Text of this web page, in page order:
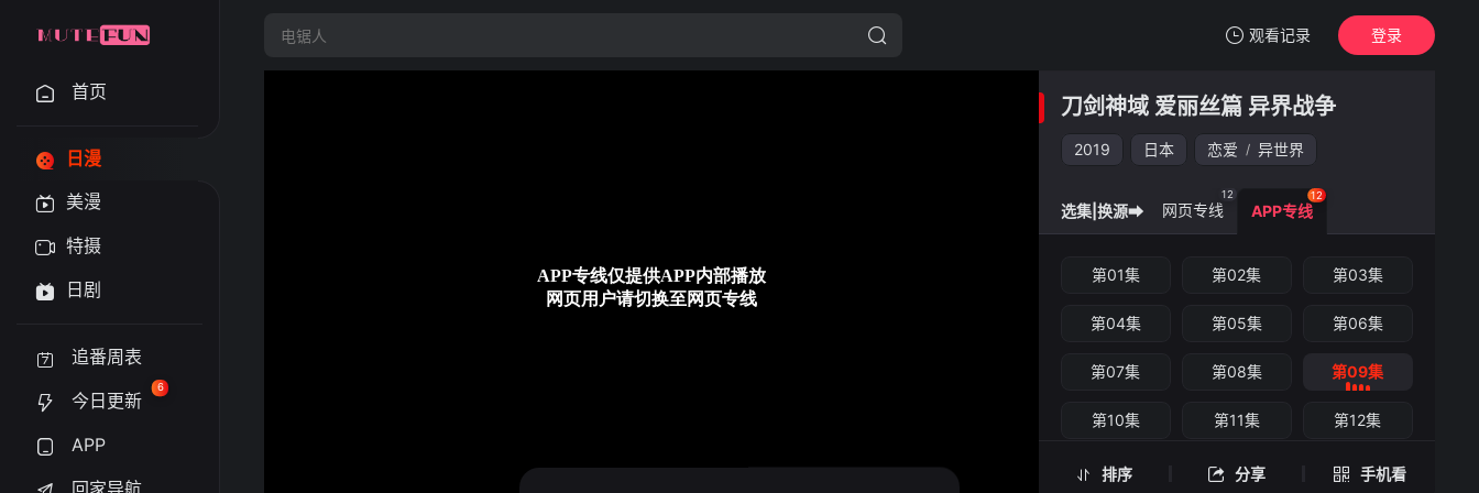
观看记录
我的观影记录
第09集
刀剑神域 爱丽丝篇 异界战争
登录
首页
日漫
美漫
特摄
日剧
追番周表
今日更新
6
APP
回家导航
刀剑神域 爱丽丝篇 异界战争
2019 日本 恋爱 / 异世界
排序 分享 手机看
刀剑神域 爱丽丝篇 异界战争 -第09集
选集|换源➡ 网页专线
12
APP专线
12
第01集 第02集 第03集
第04集 第05集 第06集
第07集 第08集 第09集
第10集 第11集 第12集